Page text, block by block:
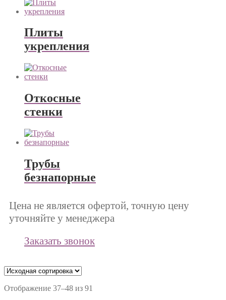
Плиты
укрепления
Откосные
стенки
Трубы
безнапорные
Цена не является офертой, точную цену
уточняйте у менеджера
Заказать звонок
Отображение 37–48 из 91